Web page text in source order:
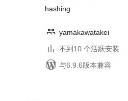
hashing.
yamakawatakei
不到10 个活跃安装
与6.9.6版本兼容